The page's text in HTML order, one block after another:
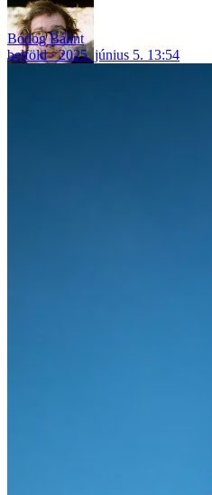
Bódog Bálint
belföld
2025. június 5. 13:54